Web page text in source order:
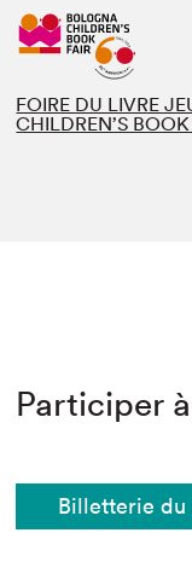
FOIRE DU LIVRE
CHILDREN’S
Participer
Billetterie du